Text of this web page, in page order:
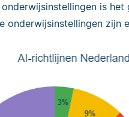
is het
onderwijsinstellingen zijn